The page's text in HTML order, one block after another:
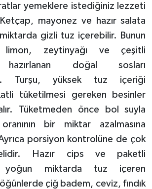
yemeklere istediğiniz lezzeti
Ketçap, mayonez ve hazır salata
gizli tuz içerebilir. Bunun
zeytinyağı ve çeşitli
hazırlanan doğal sosları
Turşu, yüksek tuz içeriği
tüketilmesi gereken besinler
Tüketmeden önce bol suyla
bir miktar azalmasına
porsiyon kontrolüne de çok
Hazır cips ve paketli
yoğun miktarda tuz içeren
çiğ badem, ceviz, fındık